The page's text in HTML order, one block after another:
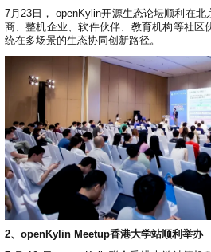
7月23日， openKylin开源生态论坛顺利在北
商、整机企业、软件伙伴、教育机构等社区
统在多场景的生态协同创新路径。
2、openKylin Meetup香港大学站顺利举办